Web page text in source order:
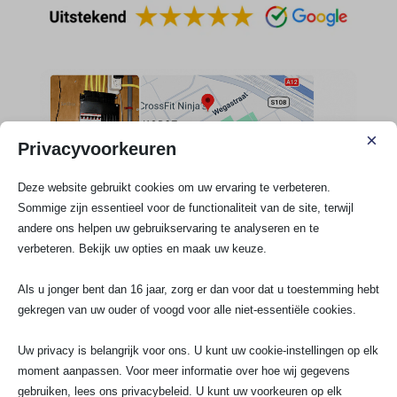
Merken en installaties
Privacyvoorkeuren ×
Deze website gebruikt cookies om uw ervaring te verbeteren.
Sommige zijn essentieel voor de functionaliteit van de site, terwijl
andere ons helpen uw gebruikservaring te analyseren en te
verbeteren. Bekijk uw opties en maak uw keuze.
Als u jonger bent dan 16 jaar, zorg er dan voor dat u toestemming hebt
gekregen van uw ouder of voogd voor alle niet-essentiële cookies.
Uw privacy is belangrijk voor ons. U kunt uw cookie-instellingen op elk
moment aanpassen. Voor meer informatie over hoe wij gegevens
gebruiken, lees ons privacybeleid. U kunt uw voorkeuren op elk